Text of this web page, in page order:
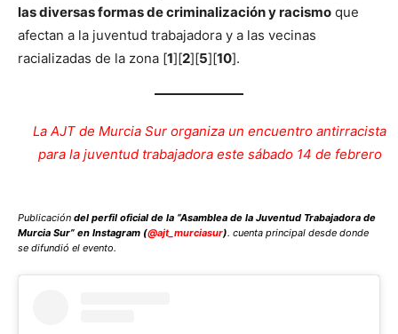
las diversas formas de criminalización y racismo que
afectan a la juventud trabajadora y a las vecinas
racializadas de la zona [1][2][5][10].
La AJT de Murcia Sur organiza un encuentro antirracista
para la juventud trabajadora este sábado 14 de febrero
Publicación del perfil oficial de la “Asamblea de la Juventud Trabajadora de
Murcia Sur” en Instagram (@ajt_murciasur). cuenta principal desde donde
se difundió el evento.